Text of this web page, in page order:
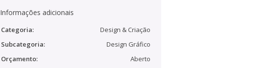
Informações adicionais
Categoria:
Design & Criação
Subcategoria:
Design Gráfico
Orçamento:
Aberto